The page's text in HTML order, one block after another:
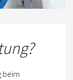
beim